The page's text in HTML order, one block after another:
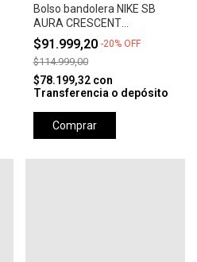
Bolso bandolera NIKE SB
AURA CRESCENT
CROSSBODY
$91.999,20 -20% OFF
$114.999,00
$78.199,32 con
Transferencia o depósito
Comprar